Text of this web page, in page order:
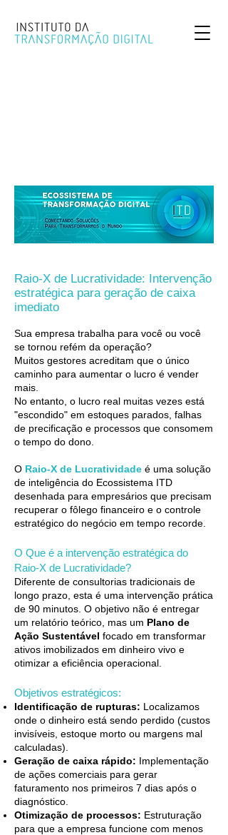
Raio-X de Lucratividade: Intervenção
estratégica para geração de caixa
imediato
Sua empresa trabalha para você ou você
se tornou refém da operação?
Muitos gestores acreditam que o único
caminho para aumentar o lucro é vender
mais.
No entanto, o lucro real muitas vezes está
"escondido" em estoques parados, falhas
de precificação e processos que consomem
o tempo do dono.
O Raio-X de Lucratividade é uma solução
de inteligência do Ecossistema ITD
desenhada para empresários que precisam
recuperar o fôlego financeiro e o controle
estratégico do negócio em tempo recorde.
O Que é a intervenção estratégica do
Raio-X de Lucratividade?
Diferente de consultorias tradicionais de
longo prazo, esta é uma intervenção prática
de 90 minutos. O objetivo não é entregar
um relatório teórico, mas um Plano de
Ação Sustentável focado em transformar
ativos imobilizados em dinheiro vivo e
otimizar a eficiência operacional.
Objetivos estratégicos:
Identificação de rupturas: Localizamos
onde o dinheiro está sendo perdido (custos
invisíveis, estoque morto ou margens mal
calculadas).
Geração de caixa rápido: Implementação
de ações comerciais para gerar
faturamento nos primeiros 7 dias após o
diagnóstico.
Otimização de processos: Estruturação
para que a empresa funcione com menos